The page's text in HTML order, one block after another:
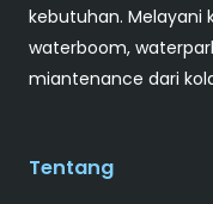
kebutuhan. Melayani
waterboom,
miantenance dari
Tentang